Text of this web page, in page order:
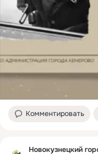
Комментировать